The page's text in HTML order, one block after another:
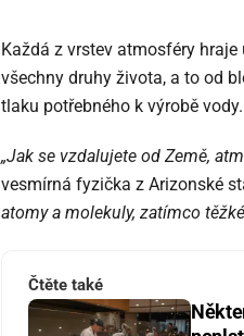
Každá z vrstev atmosféry
všechny druhy života, a to od
tlaku potřebného k výrobě vody.
„Jak se vzdalujete od Země,
vesmírná fyzička z Arizonské
atomy a molekuly, zatímco
Čtěte také